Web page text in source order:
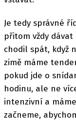
Je tedy správné
přitom vždy
chodil spát, když
zimě máme
pokud jde o
hodinu, ale ne
intenzivní a
začneme,